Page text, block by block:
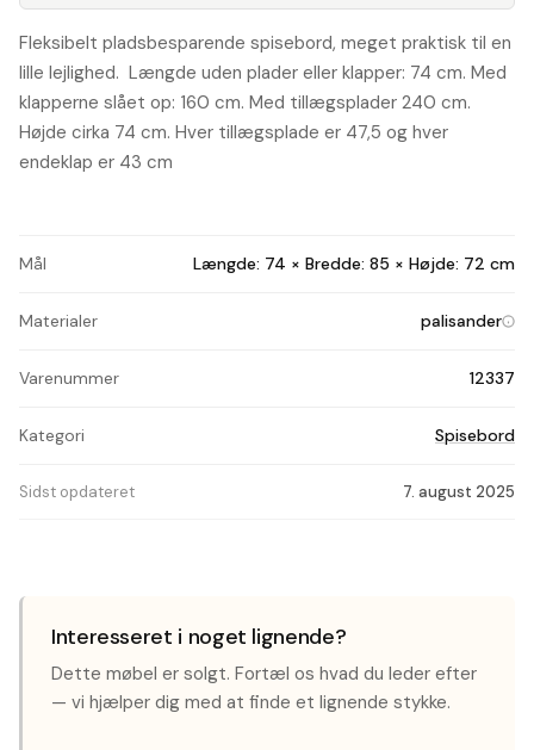
Fleksibelt pladsbesparende spisebord, meget praktisk til en
lille lejlighed. Længde uden plader eller klapper: 74 cm. Med
klapperne slået op: 160 cm. Med tillægsplader 240 cm.
Højde cirka 74 cm. Hver tillægsplade er 47,5 og hver
endeklap er 43 cm
Mål Længde: 74 × Bredde: 85 × Højde: 72 cm
Materialer palisander
Varenummer 12337
Kategori Spisebord
Sidst opdateret 7. august 2025
Interesseret i noget lignende?
Dette møbel er solgt. Fortæl os hvad du leder efter
— vi hjælper dig med at finde et lignende stykke.